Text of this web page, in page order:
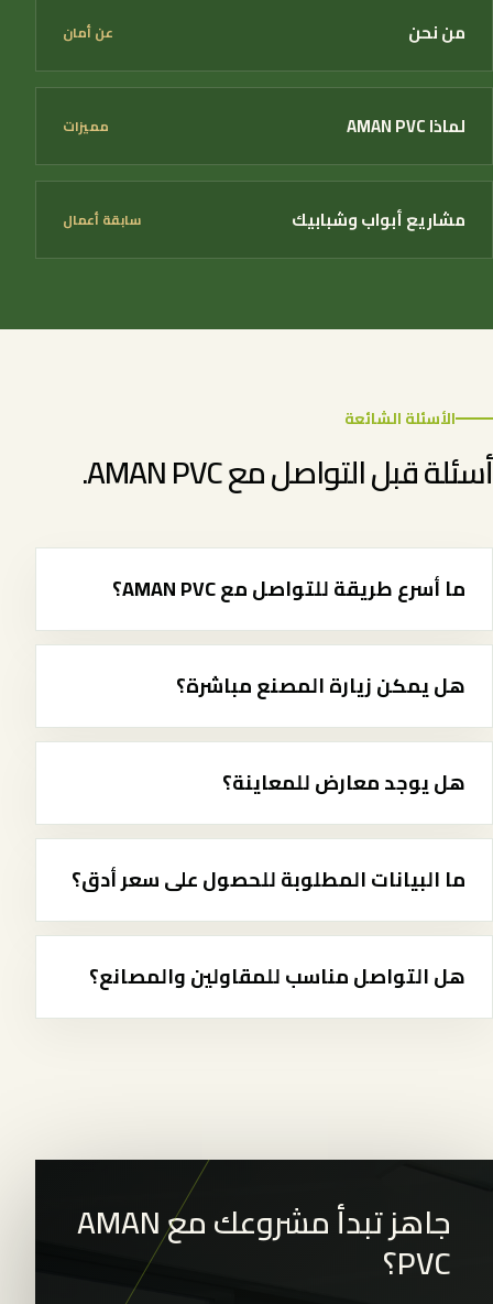
من نحن عن أمان
لماذا AMAN PVC مميزات
مشاريع أبواب وشبابيك سابقة أعمال
الأسئلة الشائعة
أسئلة قبل التواصل مع AMAN PVC.
ما أسرع طريقة للتواصل مع AMAN PVC؟
هل يمكن زيارة المصنع مباشرة؟
هل يوجد معارض للمعاينة؟
ما البيانات المطلوبة للحصول على سعر أدق؟
هل التواصل مناسب للمقاولين والمصانع؟
جاهز تبدأ مشروعك مع AMAN
PVC؟